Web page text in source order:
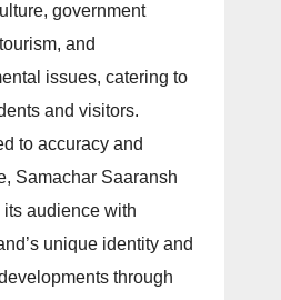
government
and
issues, catering to
and visitors.
to accuracy and
Samachar Saaransh
its audience with
unique identity and
through